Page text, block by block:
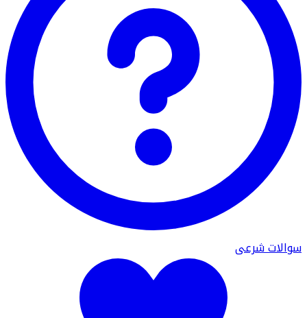
سوالات شرعی